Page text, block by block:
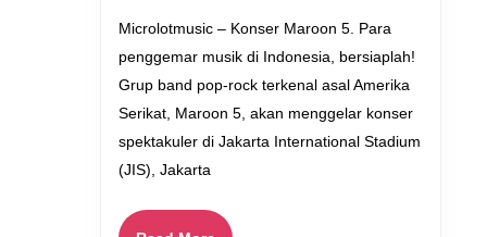
di
Jakarta
International
Stadium
pada
Microlotmusic – Konser Maroon 5. Para
penggemar musik di Indonesia, bersiaplah!
Grup band pop-rock terkenal asal Amerika
Serikat, Maroon 5, akan menggelar konser
spektakuler di Jakarta International Stadium
(JIS), Jakarta